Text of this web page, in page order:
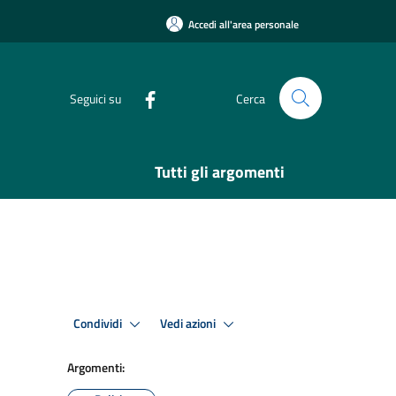
Accedi all'area personale
Seguici su Cerca
Tutti gli argomenti
Condividi Vedi azioni
Argomenti: